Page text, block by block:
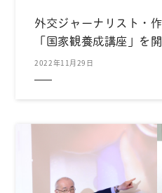
外交ジャーナリスト・
「国家観養成講座」を
2022年11月29日